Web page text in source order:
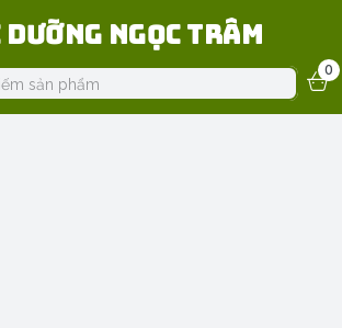
Dưỡng Ngọc Trâm
0